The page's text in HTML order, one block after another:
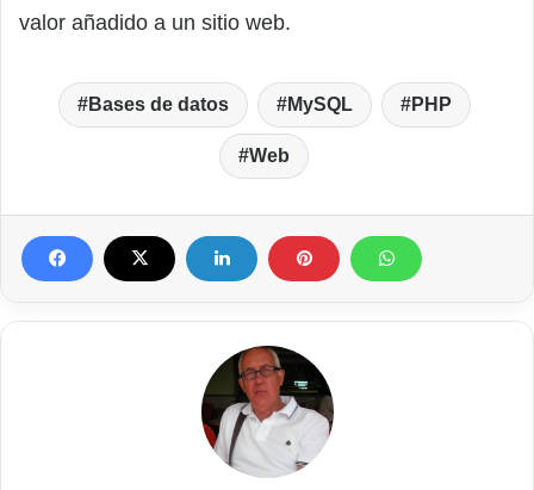
valor añadido a un sitio web.
Bases de datos MySQL PHP
Web